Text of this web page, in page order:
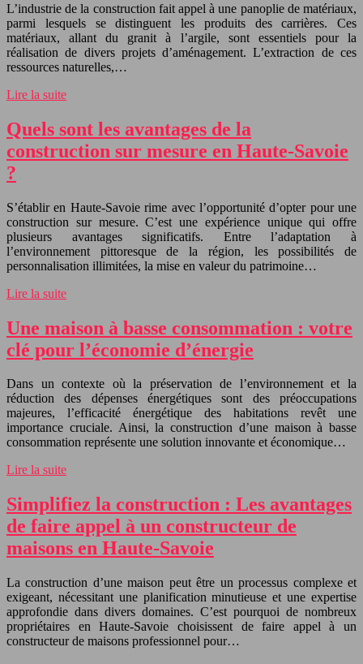
L’industrie de la construction fait appel à une panoplie de matériaux,
parmi lesquels se distinguent les produits des carrières. Ces
matériaux, allant du granit à l’argile, sont essentiels pour la
réalisation de divers projets d’aménagement. L’extraction de ces
ressources naturelles,…
Lire la suite
Quels sont les avantages de la
construction sur mesure en Haute-Savoie
?
S’établir en Haute-Savoie rime avec l’opportunité d’opter pour une
construction sur mesure. C’est une expérience unique qui offre
plusieurs avantages significatifs. Entre l’adaptation à
l’environnement pittoresque de la région, les possibilités de
personnalisation illimitées, la mise en valeur du patrimoine…
Lire la suite
Une maison à basse consommation : votre
clé pour l’économie d’énergie
Dans un contexte où la préservation de l’environnement et la
réduction des dépenses énergétiques sont des préoccupations
majeures, l’efficacité énergétique des habitations revêt une
importance cruciale. Ainsi, la construction d’une maison à basse
consommation représente une solution innovante et économique…
Lire la suite
Simplifiez la construction : Les avantages
de faire appel à un constructeur de
maisons en Haute-Savoie
La construction d’une maison peut être un processus complexe et
exigeant, nécessitant une planification minutieuse et une expertise
approfondie dans divers domaines. C’est pourquoi de nombreux
propriétaires en Haute-Savoie choisissent de faire appel à un
constructeur de maisons professionnel pour…